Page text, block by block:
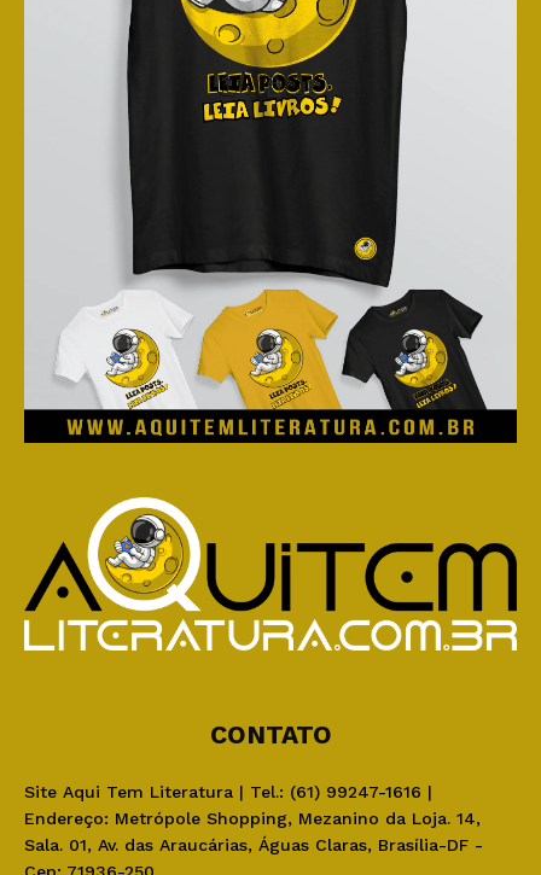
CONTATO
Site Aqui Tem Literatura | Tel.: (61) 99247-1616 |
Endereço: Metrópole Shopping, Mezanino da Loja. 14,
Sala. 01, Av. das Araucárias, Águas Claras, Brasília-DF -
Cep: 71936-250